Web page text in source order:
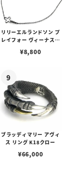
リリーエルランドソン プ
レイフォー ヴィーナスチ
¥8,800
ブラッディマリー アヴィ
ス リング K18クロー
¥66,000